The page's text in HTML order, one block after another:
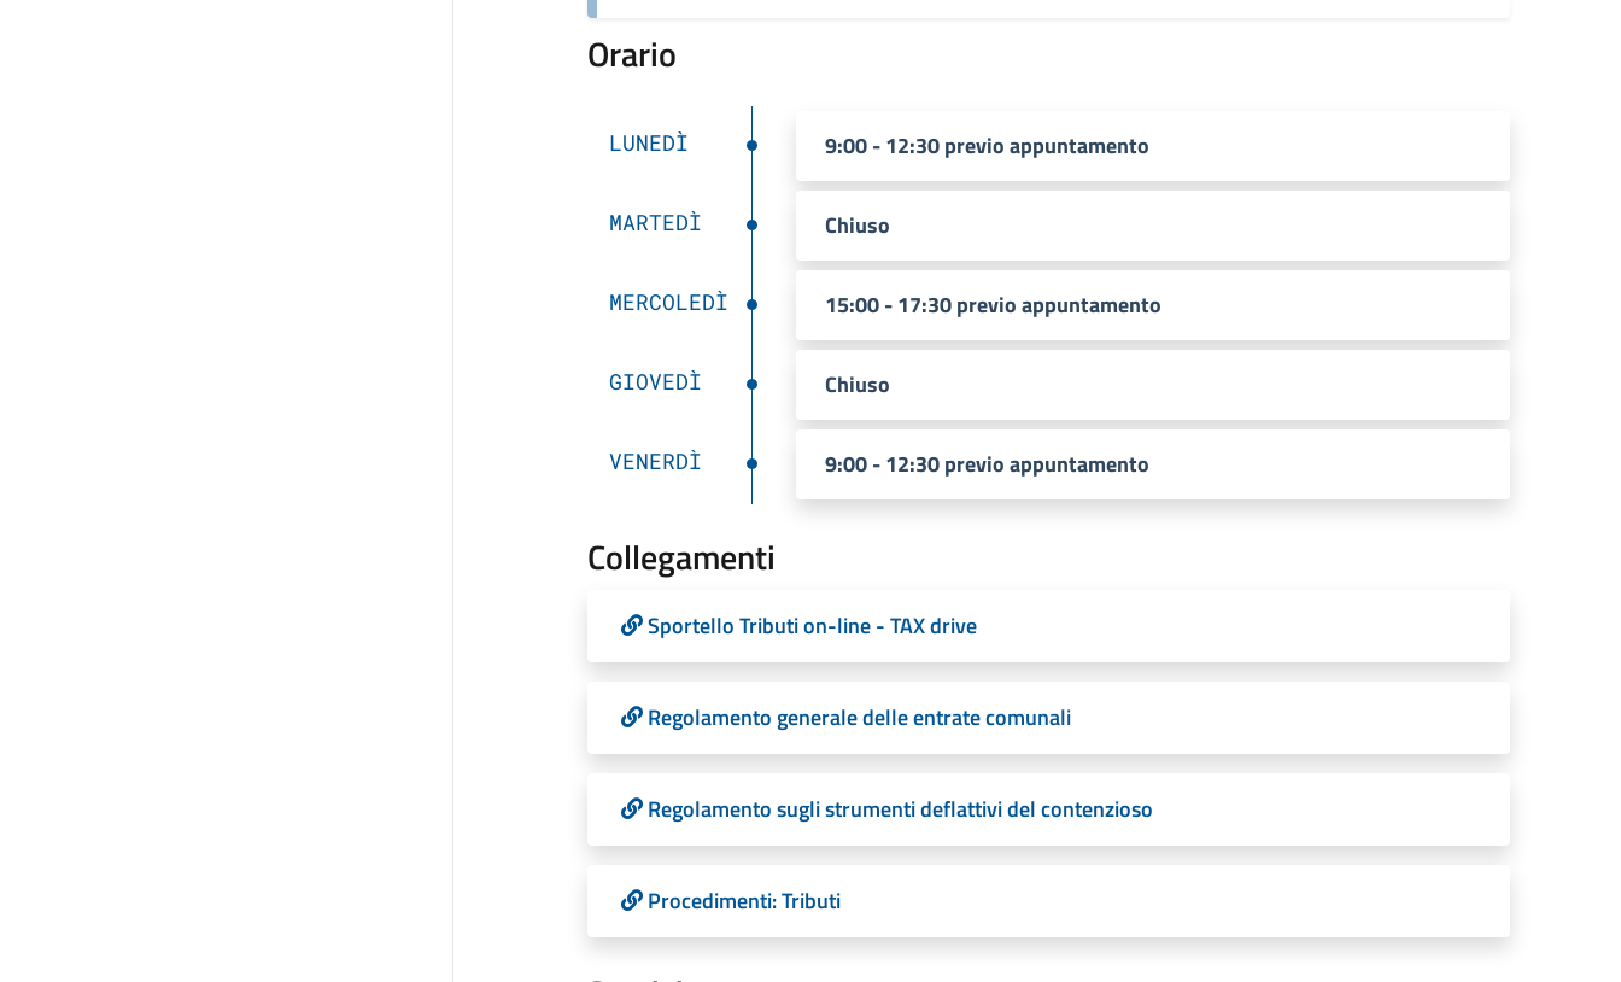
Orario
LUNEDÌ 9:00 - 12:30 previo appuntamento
MARTEDÌ Chiuso
MERCOLEDÌ 15:00 - 17:30 previo appuntamento
GIOVEDÌ Chiuso
VENERDÌ 9:00 - 12:30 previo appuntamento
Collegamenti
Sportello Tributi on-line - TAX drive
Regolamento generale delle entrate comunali
Regolamento sugli strumenti deflattivi del contenzioso
Procedimenti: Tributi